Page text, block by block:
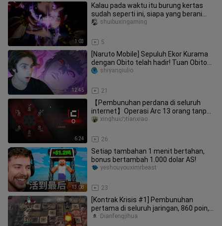
1:03
Kalau pada waktu itu burung kertas
sudah seperti ini, siapa yang berani
bilang ini tidak ganteng?
5
shuibuxingaming
12:45
[Naruto Mobile] Sepuluh Ekor Kurama
dengan Obito telah hadir! Tuan Obito
sungguh tampan! Ayo gacha!
21
shiyangiulio
6:24
【Pembunuhan perdana di seluruh
internet】Operasi Arc 13 orang tanpa
poin, tembakan senjata bergema, s
26
xinghuiのtianxiao
13:08
Setiap tambahan 1 menit bertahan,
bonus bertambah 1.000 dolar AS!
23
yeshouyouximrbeast
[Kontrak Krisis #1] Pembunuhan
pertama di seluruh jaringan, 860 poin,
pertempuran pembakaran keruh,
Dianfengjihua